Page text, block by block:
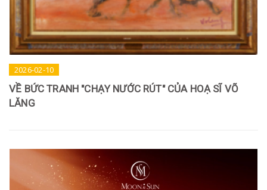
2026-02-10
VỀ BỨC TRANH "CHẠY NƯỚC RÚT" CỦA HOẠ SĨ VÕ
LĂNG